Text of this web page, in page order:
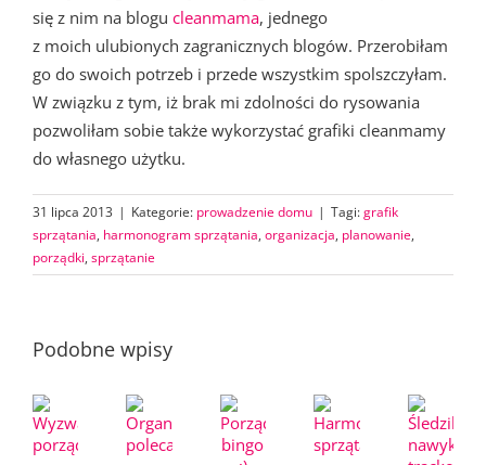
się z nim na blogu cleanmama, jednego
z moich ulubionych zagranicznych blogów. Przerobiłam
go do swoich potrzeb i przede wszystkim spolszczyłam.
W związku z tym, iż brak mi zdolności do rysowania
pozwoliłam sobie także wykorzystać grafiki cleanmamy
do własnego użytku.
31 lipca 2013 | Kategorie: prowadzenie domu | Tagi:grafik
sprzątania, harmonogram sprzątania, organizacja, planowanie,
porządki, sprzątanie
Podobne wpisy